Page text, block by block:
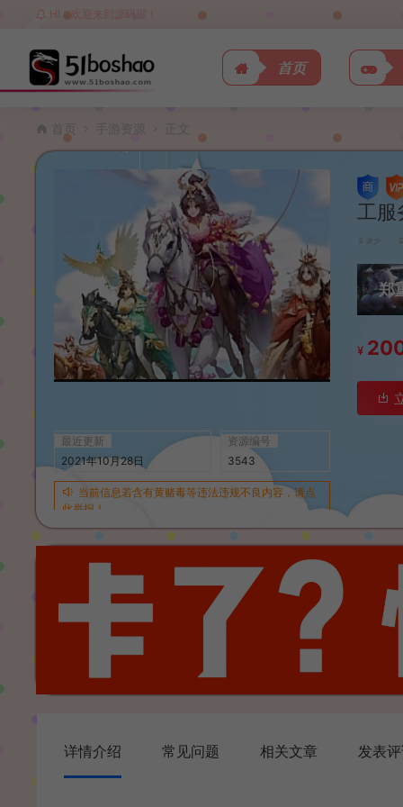
HI，欢迎来到源码屋！
首页
首页 手游资源 正文
最近更新
2021年10月28日
资源编号
3543
当前信息若含有黄赌毒等违法违规不良内容，请点
此举报！
工
波少
郑
¥
详情介绍 常见问题 相关文章 发表